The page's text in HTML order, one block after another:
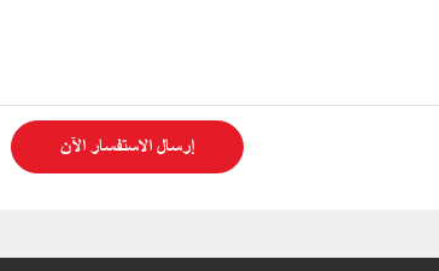
إرسال الاستفسار الآن